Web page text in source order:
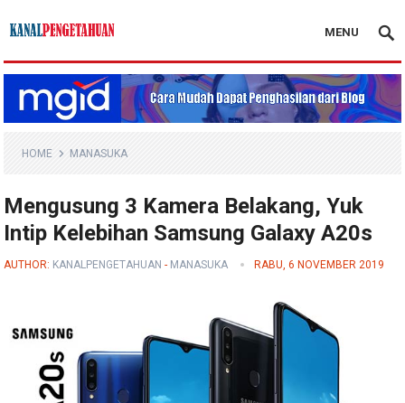
Kanal Pengetahuan
MENU
HOME MANASUKA
Mengusung 3 Kamera Belakang, Yuk
Intip Kelebihan Samsung Galaxy A20s
AUTHOR: KANALPENGETAHUAN - MANASUKA RABU, 6 NOVEMBER 2019